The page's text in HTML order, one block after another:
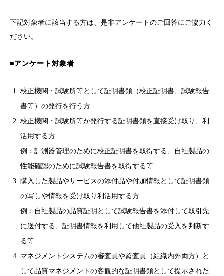
下記対象者に該当する方は、是非アンケートのご回答にご協力く
ださい。
■アンケート対象者
校正機関・試験所等として証明書類（校正証明書、試験報告
書等）の発行を行う方
校正機関・試験所等が発行する証明書類を直接受け取り、利
活用する方
例：計測器管理のために校正証明書を取得する、自社製品の
性能確認のために試験報告書を取得する等
購入した製品やサービスの添付品や付加情報として証明書類
の写しや情報を受け取り利活用する方
例：自社製品の品質証明として試験報告書を添付して取引先
に送付する、証明書情報を利用して他社製品の受入を判断す
る等
マネジメントシステムの審査員や監査員（組織内外両方）と
して品質マネジメントの客観的な証明書類として提示された